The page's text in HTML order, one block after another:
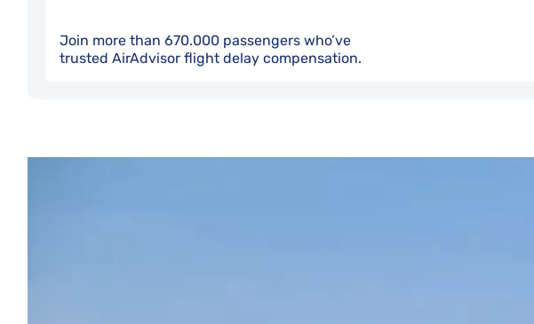
Join more than 670.000 passengers who’ve
trusted AirAdvisor flight delay compensation.